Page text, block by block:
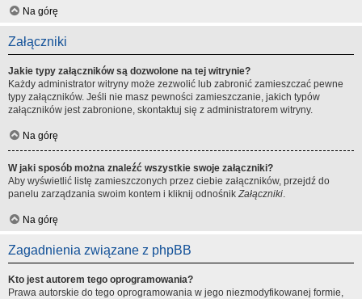
Na górę
Załączniki
Jakie typy załączników są dozwolone na tej witrynie?
Każdy administrator witryny może zezwolić lub zabronić zamieszczać pewne
typy załączników. Jeśli nie masz pewności zamieszczanie, jakich typów
załączników jest zabronione, skontaktuj się z administratorem witryny.
Na górę
W jaki sposób można znaleźć wszystkie swoje załączniki?
Aby wyświetlić listę zamieszczonych przez ciebie załączników, przejdź do
panelu zarządzania swoim kontem i kliknij odnośnikZałączniki.
Na górę
Zagadnienia związane z phpBB
Kto jest autorem tego oprogramowania?
Prawa autorskie do tego oprogramowania w jego niezmodyfikowanej formie,